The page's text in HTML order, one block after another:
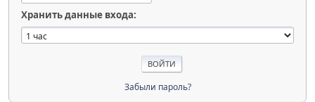
Хранить данные входа:
Забыли пароль?